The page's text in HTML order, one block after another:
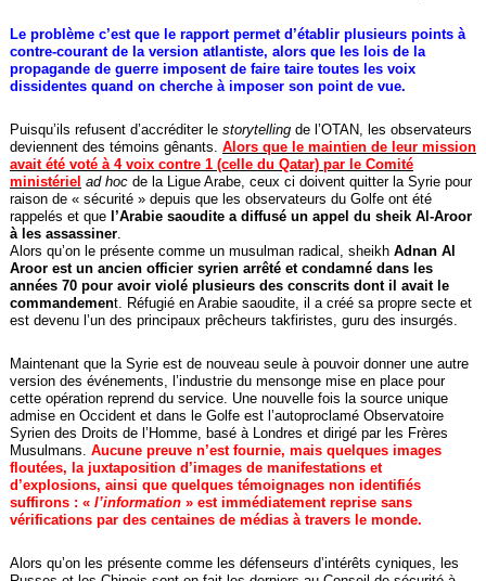
Le problème c’est que le rapport permet d’établir plusieurs points à
contre-courant de la version atlantiste, alors que les lois de la
propagande de guerre imposent de faire taire toutes les voix
dissidentes quand on cherche à imposer son point de vue.
Puisqu’ils refusent d’accréditer le storytelling de l’OTAN, les observateurs
deviennent des témoins gênants. Alors que le maintien de leur mission
avait été voté à 4 voix contre 1 (celle du Qatar) par le Comité
ministériel ad hoc de la Ligue Arabe, ceux ci doivent quitter la Syrie pour
raison de « sécurité » depuis que les observateurs du Golfe ont été
rappelés et que l’Arabie saoudite a diffusé un appel du sheik Al-Aroor
à les assassiner
Alors qu’on le présente comme un musulman radical, sheikh Adnan Al
Aroor est un ancien officier syrien arrêté et condamné dans les
années 70 pour avoir violé plusieurs des conscrits dont il avait le
commandement. Réfugié en Arabie saoudite, il a créé sa propre secte et
est devenu l’un des principaux prêcheurs takfiristes, guru des insurgés.
Maintenant que la Syrie est de nouveau seule à pouvoir donner une autre
version des événements, l’industrie du mensonge mise en place pour
cette opération reprend du service. Une nouvelle fois la source unique
admise en Occident et dans le Golfe est l’autoproclamé Observatoire
Syrien des Droits de l’Homme, basé à Londres et dirigé par les Frères
Musulmans. Aucune preuve n’est fournie, mais quelques images
floutées, la juxtaposition d’images de manifestations et
d’explosions, ainsi que quelques témoignages non identifiés
suffirons : « l’information » est immédiatement reprise sans
vérifications par des centaines de médias à travers le monde.
Alors qu’on les présente comme les défenseurs d’intérêts cyniques, les